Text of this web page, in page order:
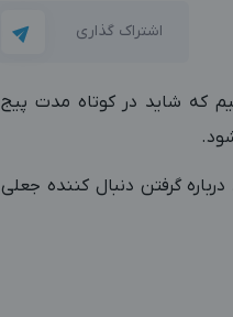
اشتراک گذاری
که شاید در کوتاه مدت پیج
گرفتن دنبال کننده جعلی